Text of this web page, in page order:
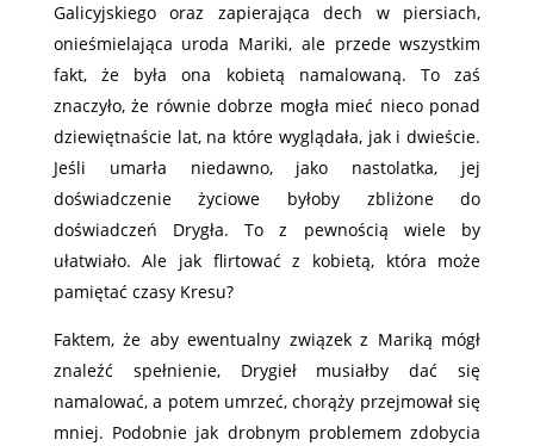
Galicyjskiego oraz zapierająca dech w piersiach,
onieśmielająca uroda Mariki, ale przede wszystkim
fakt, że była ona kobietą namalowaną. To zaś
znaczyło, że równie dobrze mogła mieć nieco ponad
dziewiętnaście lat, na które wyglądała, jak i dwieście.
Jeśli umarła niedawno, jako nastolatka, jej
doświadczenie życiowe byłoby zbliżone do
doświadczeń Drygła. To z pewnością wiele by
ułatwiało. Ale jak flirtować z kobietą, która może
pamiętać czasy Kresu?
Faktem, że aby ewentualny związek z Mariką mógł
znaleźć spełnienie, Drygieł musiałby dać się
namalować, a potem umrzeć, chorąży przejmował się
mniej. Podobnie jak drobnym problemem zdobycia